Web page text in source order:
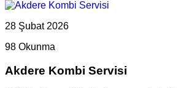
28 Şubat 2026
98 Okunma
Akdere Kombi Servisi